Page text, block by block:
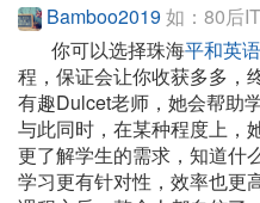
Bamboo2019 如：80后
你可以选择珠海平和英
程，保证会让你收获多多，
有趣Dulcet老师，她会帮助
与此同时，在某种程度上，
更了解学生的需求，知道什
学习更有针对性，效率也更